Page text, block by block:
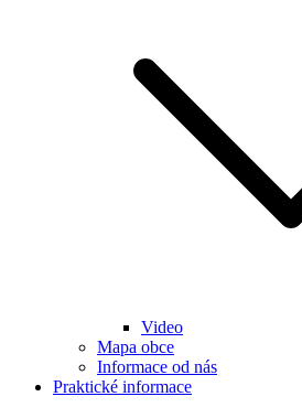
Video
Mapa obce
Informace od nás
Praktické informace